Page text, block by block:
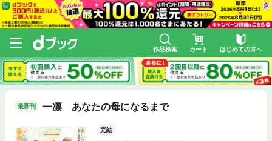
作品検索 カート はじめての方へ
最新刊 一凛 あなたの母になるまで
完結